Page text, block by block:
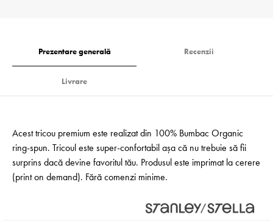
Prezentare generală Recenzii
Livrare
Acest tricou premium este realizat din 100% Bumbac Organic
ring-spun. Tricoul este super-confortabil așa că nu trebuie să fii
surprins dacă devine favoritul tău. Produsul este imprimat la cerere
(print on demand). Fără comenzi minime.